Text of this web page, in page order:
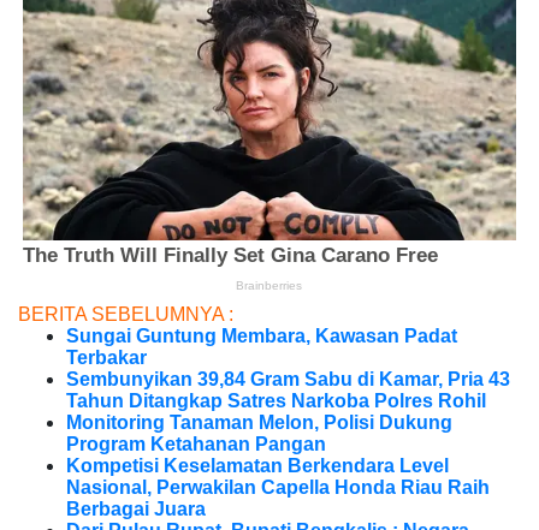
BERITA SEBELUMNYA :
Sungai Guntung Membara, Kawasan Padat
Terbakar
Sembunyikan 39,84 Gram Sabu di Kamar, Pria 43
Tahun Ditangkap Satres Narkoba Polres Rohil
Monitoring Tanaman Melon, Polisi Dukung
Program Ketahanan Pangan
Kompetisi Keselamatan Berkendara Level
Nasional, Perwakilan Capella Honda Riau Raih
Berbagai Juara